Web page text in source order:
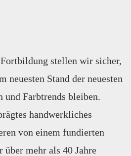
stellen wir sicher,
neuesten Stand der neuesten
Farbtrends bleiben.
handwerkliches
von einem fundierten
über mehr als 40 Jahre